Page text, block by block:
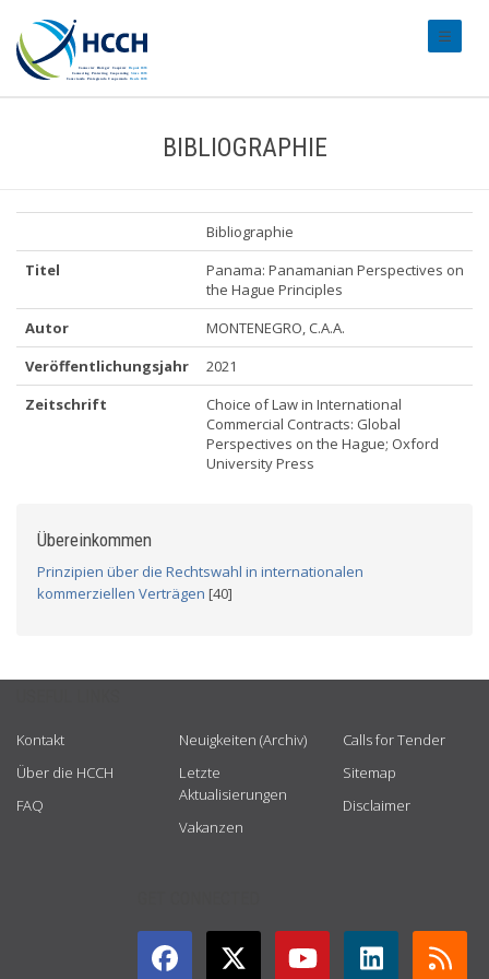
BIBLIOGRAPHIE
Bibliographie
Titel
Panama: Panamanian Perspectives on
the Hague Principles
Autor
MONTENEGRO, C.A.A.
Veröffentlichungsjahr
2021
Zeitschrift
Choice of Law in International
Commercial Contracts: Global
Perspectives on the Hague; Oxford
University Press
Übereinkommen
Prinzipien über die Rechtswahl in internationalen
kommerziellen Verträgen [40]
Kontakt
Über die HCCH
FAQ
Neuigkeiten (Archiv)
Letzte
Aktualisierungen
Vakanzen
Calls for Tender
Sitemap
Disclaimer